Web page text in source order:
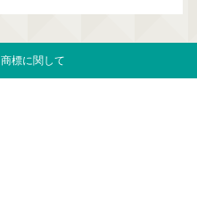
商標に関して